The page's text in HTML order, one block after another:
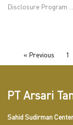
Disclosure Program ...
« Previous 1
PT Arsari
Sahid Sudirman